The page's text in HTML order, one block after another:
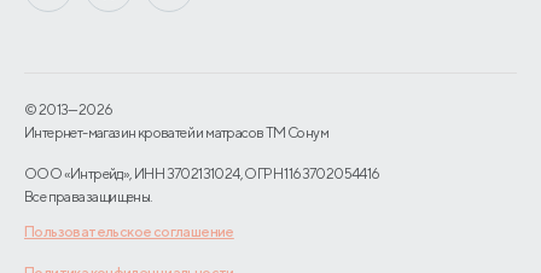
© 2013—2026
Интернет-магазин кроватей и матрасов TM Сонум
ООО «Интрейд», ИНН 3702131024, ОГРН 1163702054416
Все права защищены.
Пользовательское соглашение